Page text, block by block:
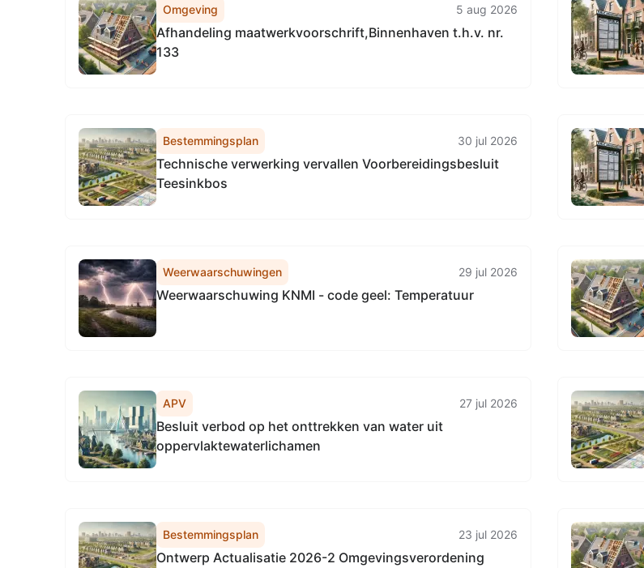
Omgeving 5 aug 2026
Afhandeling maatwerkvoorschrift,Binnenhaven t.h.v. nr.
133
Bestemmingsplan 30 jul 2026
Technische verwerking vervallen Voorbereidingsbesluit
Teesinkbos
Weerwaarschuwingen 29 jul 2026
Weerwaarschuwing KNMI - code geel: Temperatuur
APV 27 jul 2026
Besluit verbod op het onttrekken van water uit
oppervlaktewaterlichamen
Bestemmingsplan 23 jul 2026
Ontwerp Actualisatie 2026-2 Omgevingsverordening